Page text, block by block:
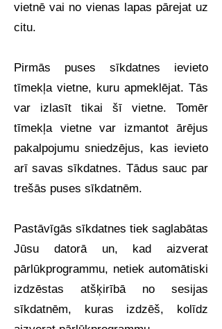
vietnē vai no vienas lapas pārejat uz
citu.
Pirmās puses sīkdatnes ievieto
tīmekļa vietne, kuru apmeklējat. Tās
var izlasīt tikai šī vietne. Tomēr
tīmekļa vietne var izmantot ārējus
pakalpojumu sniedzējus, kas ievieto
arī savas sīkdatnes. Tādus sauc par
trešās puses sīkdatnēm.
Pastāvīgās sīkdatnes tiek saglabātas
Jūsu datorā un, kad aizverat
pārlūkprogrammu, netiek automātiski
izdzēstas atšķirībā no sesijas
sīkdatnēm, kuras izdzēš, kolīdz